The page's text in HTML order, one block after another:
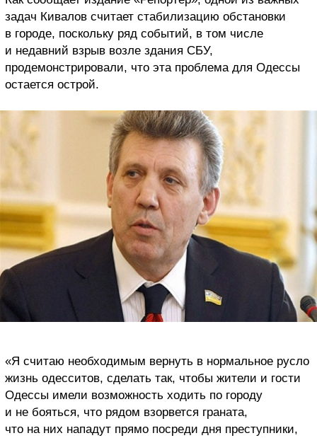
задач Кивалов считает стабилизацию обстановки
в городе, поскольку ряд событий, в том числе
и недавний взрыв возле здания СБУ,
продемонстрировали, что эта проблема для Одессы
остается острой.
«Я считаю необходимым вернуть в нормальное русло
жизнь одесситов, сделать так, чтобы жители и гости
Одессы имели возможность ходить по городу
и не бояться, что рядом взорвется граната,
что на них нападут прямо посреди дня преступники,